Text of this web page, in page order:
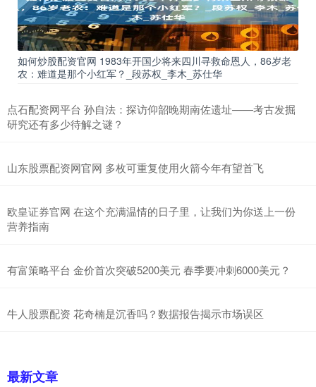
如何炒股配资官网 1983年开国少将来四川寻救命恩人，86岁老
农：难道是那个小红军？_段苏权_李木_苏仕华
点石配资网平台 孙自法：探访仰韶晚期南佐遗址——考古发掘
研究还有多少待解之谜？
山东股票配资网官网 多枚可重复使用火箭今年有望首飞
欧皇证券官网 在这个充满温情的日子里，让我们为你送上一份
营养指南
有富策略平台 金价首次突破5200美元 春季要冲刺6000美元？
牛人股票配资 花奇楠是沉香吗？数据报告揭示市场误区
最新文章